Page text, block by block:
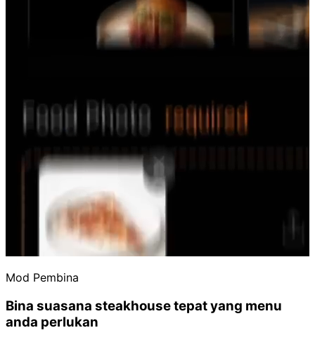
Mod Pembina
Bina suasana steakhouse tepat yang menu
anda perlukan